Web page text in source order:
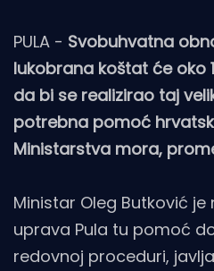
PULA - Svobuhvatna
lukobrana koštat će oko
da bi se realizirao taj
potrebna pomoć
Ministarstva mora,
Ministar Oleg Butković
uprava Pula tu pomoć
redovnoj proceduri,